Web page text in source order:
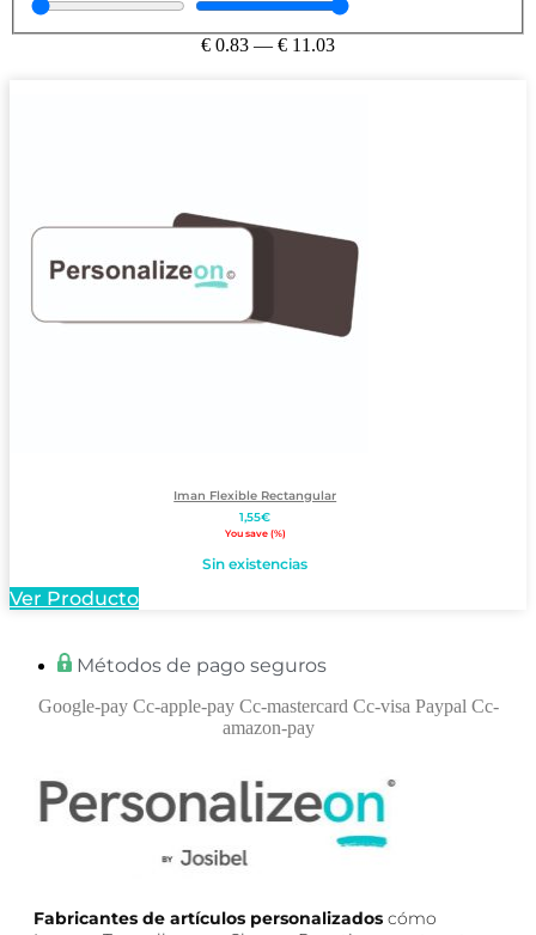
€ 0.83 — € 11.03
Iman Flexible Rectangular
1,55€
You save (%)
Sin existencias
Ver Producto
Métodos de pago seguros
Google-pay Cc-apple-pay Cc-mastercard Cc-visa Paypal Cc-
amazon-pay
Fabricantes de artículos personalizados cómo